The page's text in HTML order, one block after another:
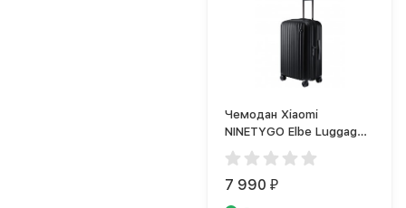
Чемодан Xiaomi
NINETYGO Elbe Luggage
20, чёрный
7 990₽